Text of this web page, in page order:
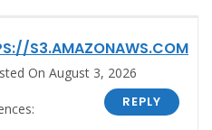
S3.AMAZONAWS.COM
On August 3, 2026
REPLY